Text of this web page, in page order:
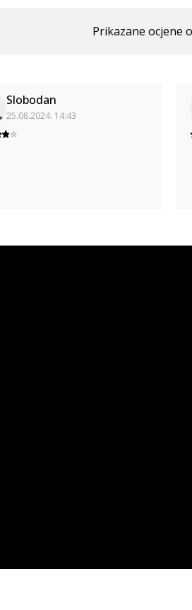
Prikazane ocjene
Slobodan
25.08.2024. 14:43